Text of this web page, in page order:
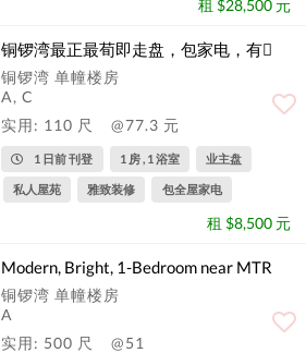
租 $28,500 元
铜锣湾最正最荀即走盘，包家电，有
铜锣湾 单幢楼房
A, C
实用: 110 尺
@77.3 元
1 日前 刊登 1 房 , 1 浴室 业主盘
私人屋苑 雅致装修 包全屋家电
租 $8,500 元
Modern, Bright, 1-Bedroom near MTR
铜锣湾 单幢楼房
A
实用: 500 尺
@51